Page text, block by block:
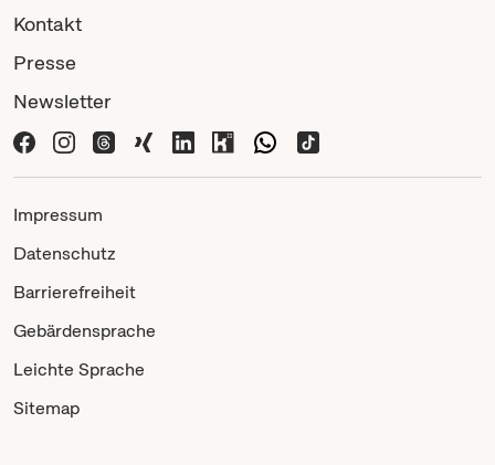
Kontakt
Presse
Newsletter
Impressum
Datenschutz
Barrierefreiheit
Gebärdensprache
Leichte Sprache
Sitemap